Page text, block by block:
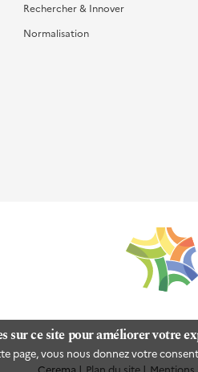
sur ce site pour améliorer votre
page, vous nous donnez votre
Rechercher & Innover
Normalisation
Cerema Plan du site Mentions